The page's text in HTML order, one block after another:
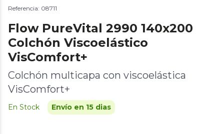
Referencia: 08711
Flow PureVital 2990 140x200
Colchón Viscoelástico
VisComfort+
Colchón multicapa con viscoelástica
VisComfort+
En Stock Envío en 15 dias